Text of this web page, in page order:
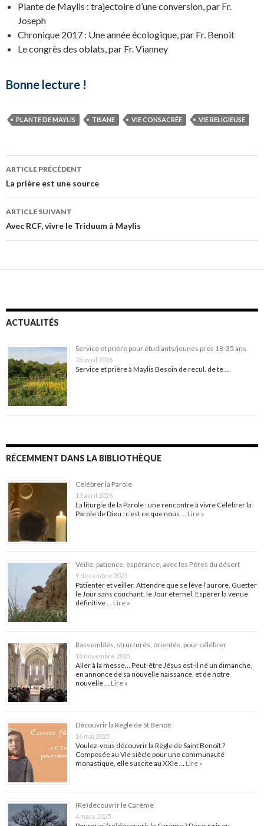
Plante de Maylis : trajectoire d’une conversion, par Fr.
Joseph
Chronique 2017 : Une année écologique, par Fr. Benoit
Le congrès des oblats, par Fr. Vianney
Bonne lecture !
PLANTE DE MAYLIS TISANE VIE CONSACRÉE VIE RELIGIEUSE
Navigation
des
articles
ARTICLE PRÉCÉDENT
La prière est une source
ARTICLE SUIVANT
Avec RCF, vivre le Triduum à Maylis
ACTUALITÉS
Service et prière pour étudiants/jeunes pros 18-35 ans
28 avril 2026
Service et prière à Maylis Besoin de recul, de te …
RÉCEMMENT DANS LA BIBLIOTHÈQUE
Célébrer la Parole
13 avril 2026
La liturgie de la Parole : une rencontre à vivre Célébrer la
Parole de Dieu : c’est ce que nous … Lire »
Veille, patience, espérance, avec les Pères du désert
9 décembre 2025
Patienter et veiller. Attendre que se lève l’aurore. Guetter
le Jour sans couchant, le Jour éternel. Espérer la venue
définitive … Lire »
Rassemblés, structurés, orientés, pour célébrer
18 novembre 2025
Aller à la messe… Peut-être Jésus est-il né un dimanche,
en annonce de sa nouvelle naissance, et de notre
nouvelle … Lire »
Découvrir la Règle de St Benoît
16 mai 2025
Voulez-vous découvrir la Règle de Saint Benoît ?
Composée au VIe siècle pour une communauté
monastique, elle suscite au XXIe … Lire »
(Re)découvrir le Carême
4 mars 2025